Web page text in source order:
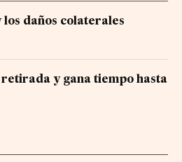
daños colaterales
y gana tiempo hasta